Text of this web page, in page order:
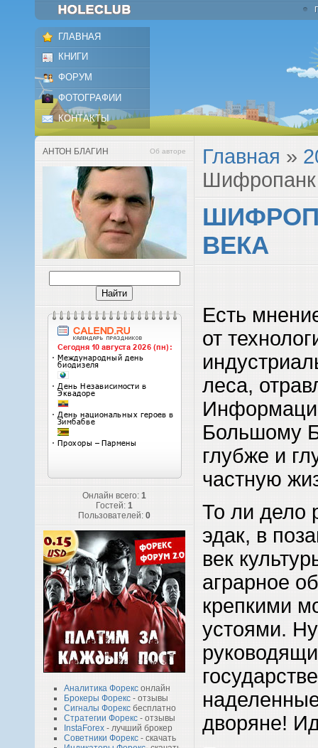
ГЛАВНАЯ
КНИГИ
ФОРУМ
ФОТОГРАФИИ
КОНТАКТЫ
АНТОН БЛАГИН Об авторе
Онлайн всего: 1
Гостей: 1
Пользователей: 0
Аналитика Форекс онлайн
Брокеры Форекс - отзывы
Сигналы Форекс бесплатно
Стратегии Форекс - отзывы
InstaForex - лучший брокер
Советники Форекс - скачать
Главная »
Шифропанк
ВЕКА
Есть
от
леса,
Большому
глубже и
частную
То ли дело
эдак, в
век
аграрное
крепкими
устоями.
дворяне!